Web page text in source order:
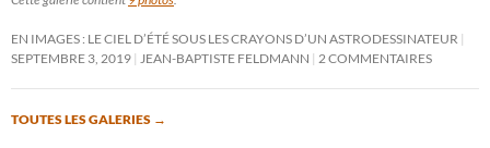
EN IMAGES : LE CIEL D’ÉTÉ SOUS LES CRAYONS D’UN ASTRODESSINATEUR
SEPTEMBRE 3, 2019
JEAN-BAPTISTE FELDMANN 2 COMMENTAIRES
TOUTES LES GALERIES →